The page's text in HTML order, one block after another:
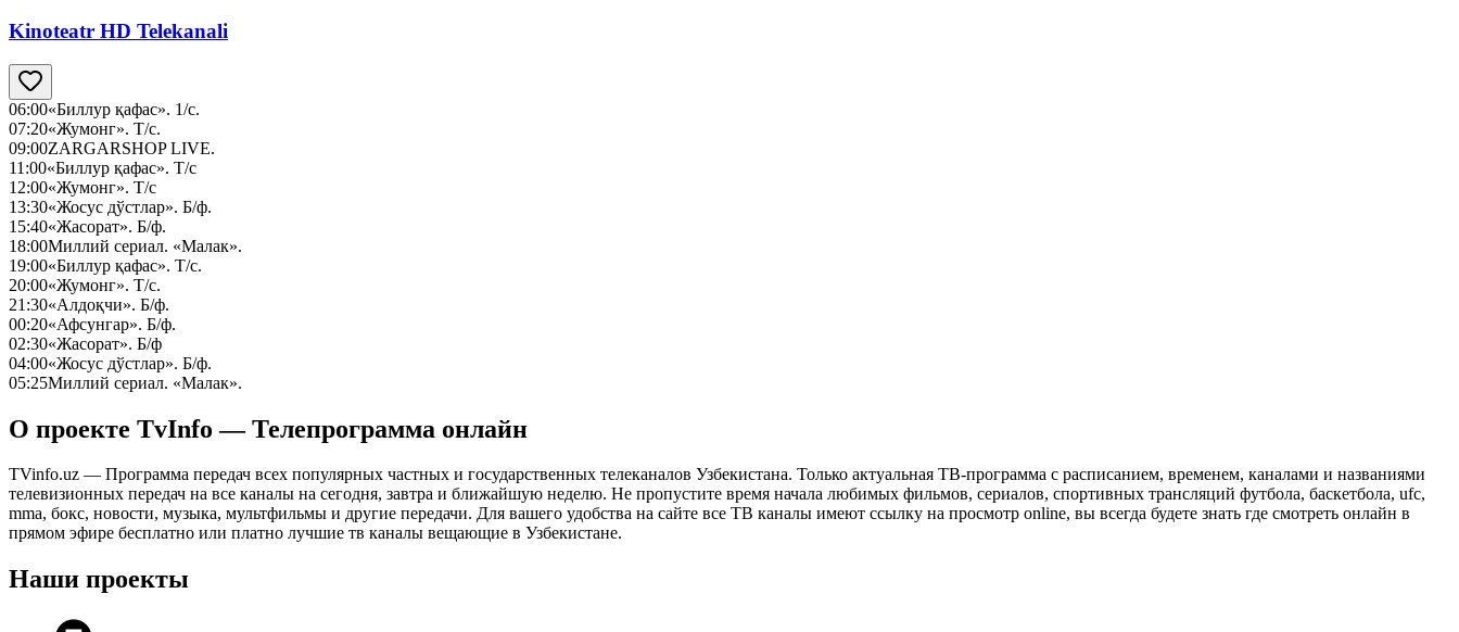
Kinoteatr HD Telekanali
06:00«Биллур қафас». 1/с.
07:20«Жумонг». Т/с.
09:00ZARGARSHOP LIVE.
11:00«Биллур қафас». Т/с
12:00«Жумонг». Т/с
13:30«Жосус дўстлар». Б/ф.
15:40«Жасорат». Б/ф.
18:00Миллий сериал. «Малак».
19:00«Биллур қафас». Т/с.
20:00«Жумонг». Т/с.
21:30«Алдоқчи». Б/ф.
00:20«Афсунгар». Б/ф.
02:30«Жасорат». Б/ф
04:00«Жосус дўстлар». Б/ф.
05:25Миллий сериал. «Малак».
О проекте TvInfo — Телепрограмма онлайн
TVinfo.uz — Программа передач всех популярных частных и государственных телеканалов Узбекистана. Только актуальная ТВ-программа с расписанием, временем, каналами и названиями
телевизионных передач на все каналы на сегодня, завтра и ближайшую неделю. Не пропустите время начала любимых фильмов, сериалов, спортивных трансляций футбола, баскетбола, ufc,
mma, бокс, новости, музыка, мультфильмы и другие передачи. Для вашего удобства на сайте все ТВ каналы имеют ссылку на просмотр online, вы всегда будете знать где смотреть онлайн в
прямом эфире бесплатно или платно лучшие тв каналы вещающие в Узбекистане.
Наши проекты